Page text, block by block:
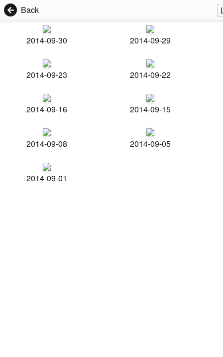
Back
2014-09-30 2014-09-29
2014-09-23 2014-09-22
2014-09-16 2014-09-15
2014-09-08 2014-09-05
2014-09-01